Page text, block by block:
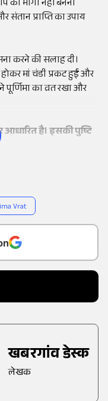
खबरगांव डेस्क
लेखक
का भागी नहीं बनना
प्राप्ति का उपाय
करने की सलाह दी।
होकर मां चंडी प्रकट हुईं और
पूर्णिमा का व्रत रखा और
है। इसकी पुष्टि
Vrat